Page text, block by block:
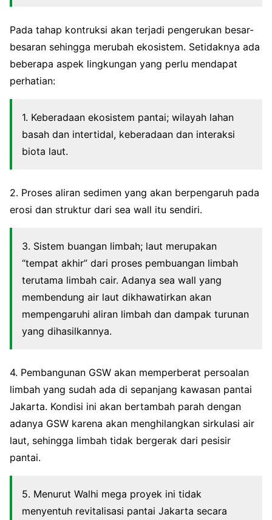
Pada tahap kontruksi akan terjadi pengerukan besar-
besaran sehingga merubah ekosistem. Setidaknya ada
beberapa aspek lingkungan yang perlu mendapat
perhatian:
1. Keberadaan ekosistem pantai; wilayah lahan
basah dan intertidal, keberadaan dan interaksi
biota laut.
2. Proses aliran sedimen yang akan berpengaruh pada
erosi dan struktur dari sea wall itu sendiri.
3. Sistem buangan limbah; laut merupakan
“tempat akhir” dari proses pembuangan limbah
terutama limbah cair. Adanya sea wall yang
membendung air laut dikhawatirkan akan
mempengaruhi aliran limbah dan dampak turunan
yang dihasilkannya.
4. Pembangunan GSW akan memperberat persoalan
limbah yang sudah ada di sepanjang kawasan pantai
Jakarta. Kondisi ini akan bertambah parah dengan
adanya GSW karena akan menghilangkan sirkulasi air
laut, sehingga limbah tidak bergerak dari pesisir
pantai.
5. Menurut Walhi mega proyek ini tidak
menyentuh revitalisasi pantai Jakarta secara